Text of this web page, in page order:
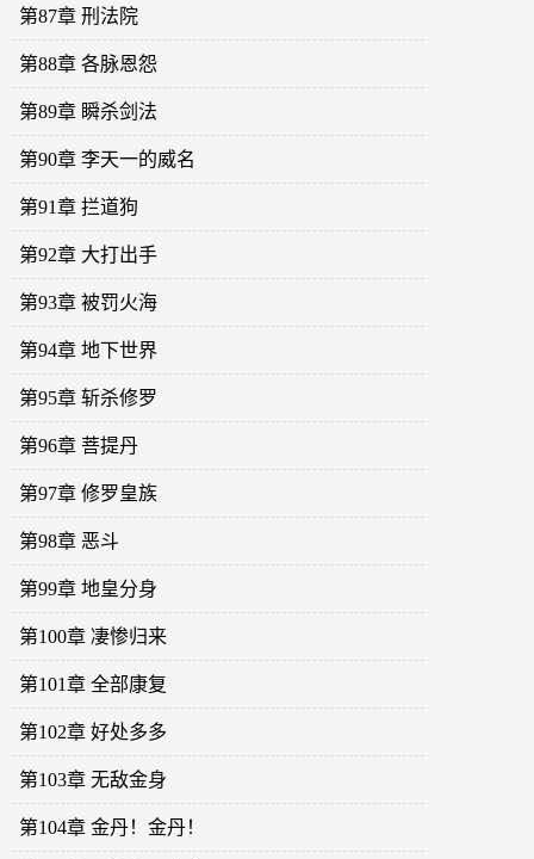
第87章 刑法院
第88章 各脉恩怨
第89章 瞬杀剑法
第90章 李天一的威名
第91章 拦道狗
第92章 大打出手
第93章 被罚火海
第94章 地下世界
第95章 斩杀修罗
第96章 菩提丹
第97章 修罗皇族
第98章 恶斗
第99章 地皇分身
第100章 凄惨归来
第101章 全部康复
第102章 好处多多
第103章 无敌金身
第104章 金丹！金丹！